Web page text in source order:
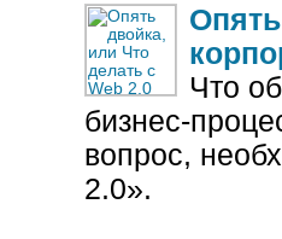
Что
бизнес-
вопрос,
2.0».